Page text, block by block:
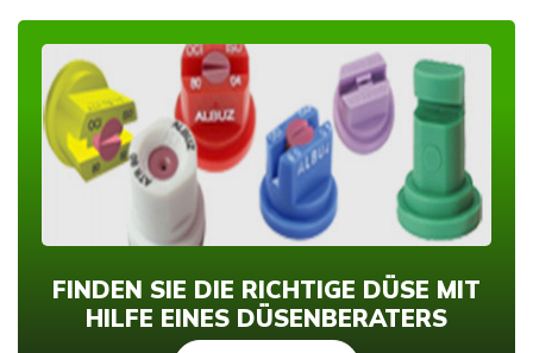
FINDEN SIE DIE RICHTIGE DÜSE MIT
HILFE EINES DÜSENBERATERS